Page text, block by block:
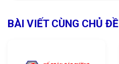
BÀI VIẾT CÙNG CHỦ ĐỀ